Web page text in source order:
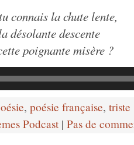
connais la chute lente,
désolante descente
poignante misère ?
, poésie française, triste
Podcast | Pas de